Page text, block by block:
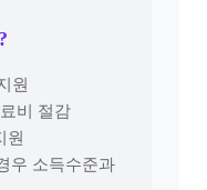
원
비 절감
원
우 소득수준과